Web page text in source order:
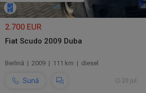
2.700 EUR
Fiat Scudo 2009 Duba
Berlină | 2009 | 111 km | diesel
Sună 20 jul.